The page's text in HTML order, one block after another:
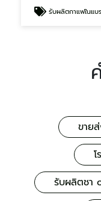
รับผลิตกาแฟในแ
ขาย
รับผลิตชา